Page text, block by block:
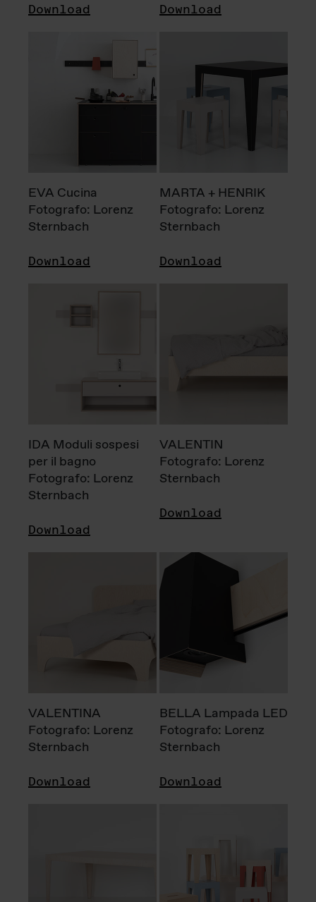
Download Download
EVA Cucina
Fotografo: Lorenz
Sternbach
Download
MARTA + HENRIK
Fotografo: Lorenz
Sternbach
Download
IDA Moduli sospesi
per il bagno
Fotografo: Lorenz
Sternbach
Download
VALENTIN
Fotografo: Lorenz
Sternbach
Download
VALENTINA
Fotografo: Lorenz
Sternbach
Download
BELLA Lampada LED
Fotografo: Lorenz
Sternbach
Download